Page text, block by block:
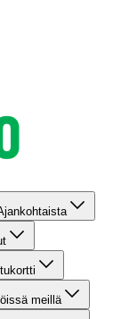
meillä